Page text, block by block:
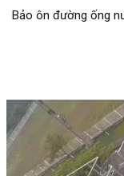
Bảo ôn đường ống